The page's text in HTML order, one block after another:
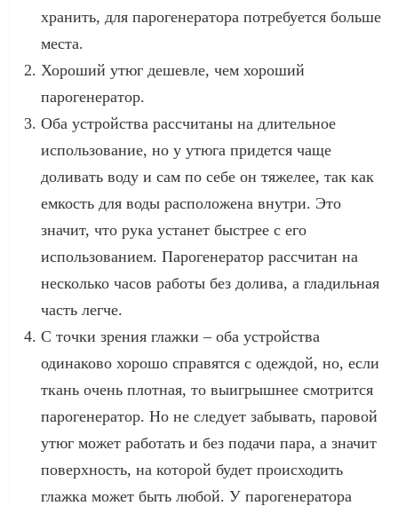
хранить, для парогенератора потребуется больше
места.
Хороший утюг дешевле, чем хороший
парогенератор.
Оба устройства рассчитаны на длительное
использование, но у утюга придется чаще
доливать воду и сам по себе он тяжелее, так как
емкость для воды расположена внутри. Это
значит, что рука устанет быстрее с его
использованием. Парогенератор рассчитан на
несколько часов работы без долива, а гладильная
часть легче.
С точки зрения глажки – оба устройства
одинаково хорошо справятся с одеждой, но, если
ткань очень плотная, то выигрышнее смотрится
парогенератор. Но не следует забывать, паровой
утюг может работать и без подачи пара, а значит
поверхность, на которой будет происходить
глажка может быть любой. У парогенератора